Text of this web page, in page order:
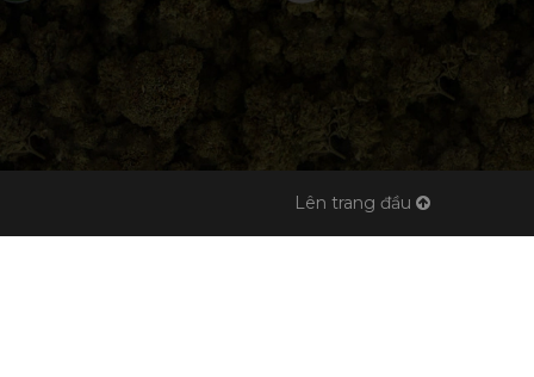
Lên trang đầu